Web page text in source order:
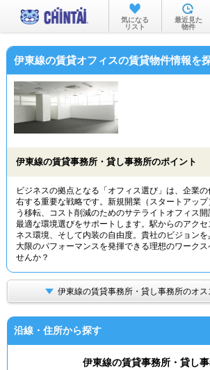
お部屋を探す
沿線・駅から
物件特集から
TOP
気になる
リスト
最近見た
物件
伊東線の賃貸オフィスの賃貸物件情報を
伊東線の賃貸事務所・貸し事務所のポイント
ビジネスの拠点となる「オフィス選び」は、企業
右する重要な戦略です。新規開業（スタートアッ
う移転、コスト削減のためのサテライトオフィス
最適な環境選びをサポートします。駅からのアク
ネス環境、そして内装の自由度。貴社のビジョン
大限のパフォーマンスを発揮できる理想のワークス
せんか？
伊東線の賃貸事務所・貸し事務所のオス
沿線・住所から探す
伊東線の賃貸事務所・貸し